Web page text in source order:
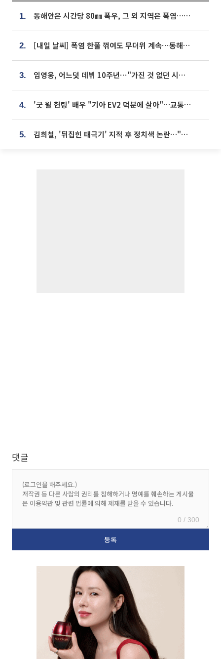
1. 동해안은 시간당 80㎜ 폭우, 그 외 지역은 폭염…‘극과 극 날씨’
2. [내일 날씨] 폭염 한풀 꺾여도 무더위 계속⋯동해안 이틀 연속 비
3. 임영웅, 어느덧 데뷔 10주년⋯"가진 것 없던 시절, 내 앞엔 20명의 팬뿐"
4. '굿 윌 헌팅' 배우 "기아 EV2 덕분에 살아"…교통사고 후 안전성 극찬
5. 김희철, '뒤집힌 태극기' 지적 후 정치색 논란…"좌우 떠나 우리나라 국기"
댓글
0 / 300